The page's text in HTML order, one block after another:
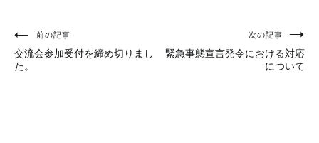
投
稿
前の記事
交流会参加受付を締め切りまし
た。
次の記事
緊急事態宣言発令における対応
について